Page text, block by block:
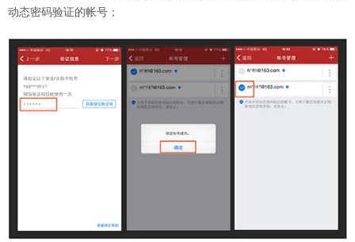
动态密码验证的帐号；